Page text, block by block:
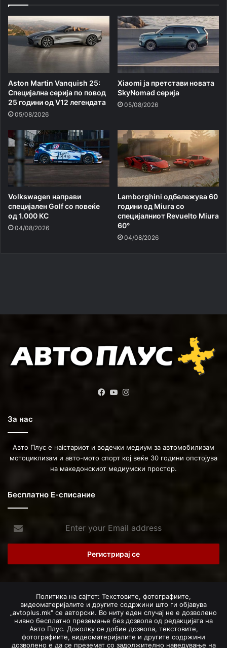
Aston Martin Vanquish 25:
Специјална серија по повод
25 години од V12 легендата
05/08/2026
Xiaomi ja претстави новата
SkyNomad серија
05/08/2026
Volkswagen направи
специјален Golf со повеќе
од 1.000 КС
04/08/2026
Lamborghini одбележува 60
години од Miura со
специјалниот Revuelto Miura
60°
04/08/2026
Facebook
YouTube
За нас
Авто Плус е наістариот и водечки медиум за автомобилизам
мотоциклизам и авто-мото спорт кој веќе 30 години опстојува
на македонскиот медиумски простор.
Бесплатно Е-списание
Enter
your
Email
Политика на сајтот: Текстовите, фотографиите,
видеоматеријалите и другите содржини што ги објавува
„avtoplus.mk" се авторски. Во ниту еден случај не е дозволено
нивно бесплатно преземање без дозвола од редакцијата на
Авто Плус. Доколку се добие дозвола, текстовите,
фотографиите, видеоматеријалите и другите содржини
дозволено е да се преземат со задолжително наведување на